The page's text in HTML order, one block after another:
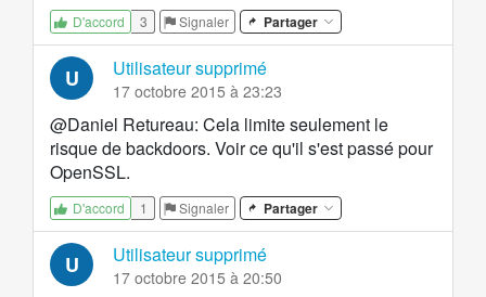
D'accord 3 Signaler Partager
U Utilisateur supprimé
17 octobre 2015 à 23:23
@Daniel Retureau: Cela limite seulement le
risque de backdoors. Voir ce qu'il s'est passé pour
OpenSSL.
D'accord 1 Signaler Partager
U Utilisateur supprimé
17 octobre 2015 à 20:50